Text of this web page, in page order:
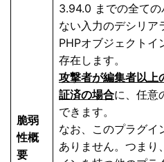
脆弱
性概
要
3.94.0 までの全て
ない入力のデシリア
PHPオブジェクトイ
存在します。
攻撃者が編集者以上
証済の場合に、任意
できます。
なお、このプラグイ
ありません。つまり